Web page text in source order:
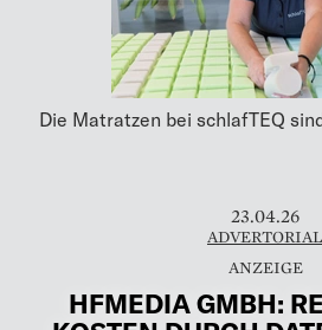
Die Matratzen bei schlafTEQ
23.04.26
ADVERTORIAL
HFMEDIA GMBH: